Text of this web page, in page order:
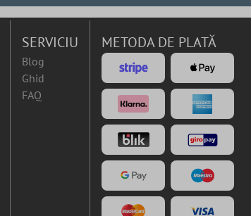
SERVICIU
Blog
Ghid
FAQ
METODA DE PLATĂ